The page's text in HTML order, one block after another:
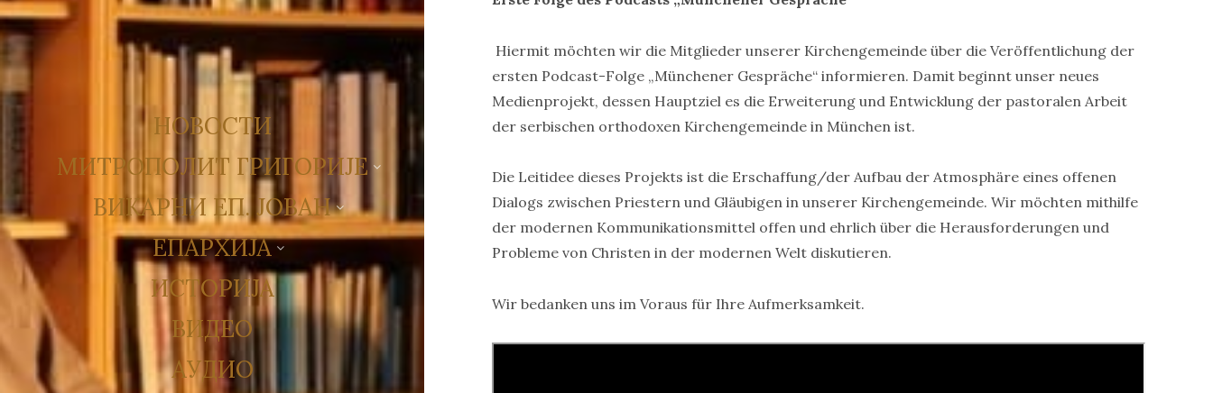
НОВОСТИ
МИТРОПОЛИТ ГРИГОРИЈЕ
ВИКАРНИ ЕП. ЈОВАН
ЕПАРХИЈА
ИСТОРИЈА
ВИДЕО
АУДИО
Hiermit möchten wir die Mitglieder unserer Kirchengemeinde über die Veröffentlichung der
ersten Podcast-Folge „Münchener Gespräche“ informieren. Damit beginnt unser neues
Medienprojekt, dessen Hauptziel es die Erweiterung und Entwicklung der pastoralen Arbeit
der serbischen orthodoxen Kirchengemeinde in München ist.
Die Leitidee dieses Projekts ist die Erschaffung/der Aufbau der Atmosphäre eines offenen
Dialogs zwischen Priestern und Gläubigen in unserer Kirchengemeinde. Wir möchten mithilfe
der modernen Kommunikationsmittel offen und ehrlich über die Herausforderungen und
Probleme von Christen in der modernen Welt diskutieren.
Wir bedanken uns im Voraus für Ihre Aufmerksamkeit.